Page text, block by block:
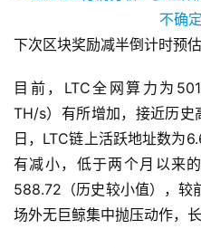
下次区块奖励减半倒计时预
目前，LTC全网算力为
TH/s）有所增加，接近历
日，LTC链上活跃地址数为
有减小，低于两个月以来
588.72（历史较小值），较
场外无巨鲸集中抛压动作，